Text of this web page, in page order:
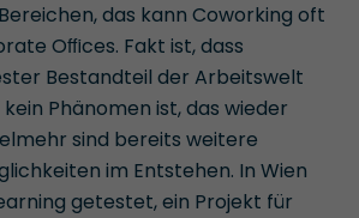
das kann Coworking oft
Oﬃces. Fakt ist, dass
Bestandteil der Arbeitswelt
Phänomen ist, das wieder
sind bereits weitere
im Entstehen. In Wien
getestet, ein Projekt für